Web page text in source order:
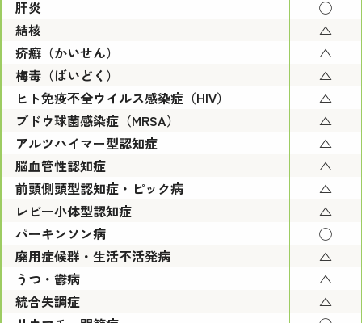
肝炎
◯
結核
△
疥癬（かいせん）
△
梅毒（ばいどく）
△
ヒト免疫不全ウイルス感染症（HIV）
△
ブドウ球菌感染症（MRSA）
△
アルツハイマー型認知症
△
脳血管性認知症
△
前頭側頭型認知症・ピック病
△
レビー小体型認知症
△
パーキンソン病
◯
廃用症候群・生活不活発病
△
うつ・鬱病
△
統合失調症
△